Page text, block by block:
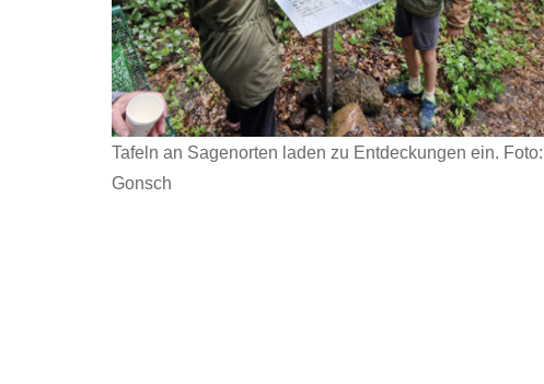
Tafeln an Sagenorten laden zu Entdeckungen ein. Foto:
Gonsch